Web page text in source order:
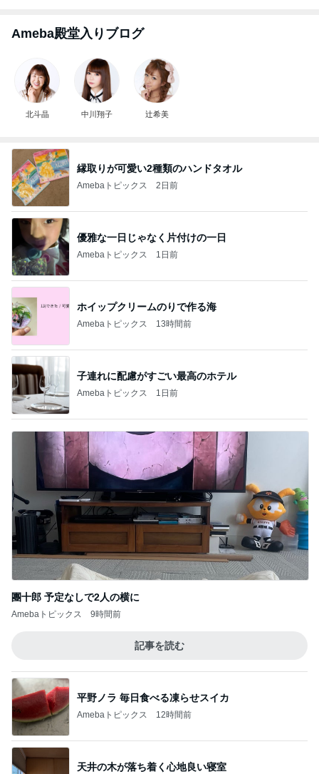
Ameba殿堂入りブログ
北斗晶 中川翔子 辻希美
縁取りが可愛い2種類のハンドタオル
Amebaトピックス 2日前
優雅な一日じゃなく片付けの一日
Amebaトピックス 1日前
ホイップクリームのりで作る海
Amebaトピックス 13時間前
子連れに配慮がすごい最高のホテル
Amebaトピックス 1日前
團十郎 予定なしで2人の横に
Amebaトピックス 9時間前
記事を読む
平野ノラ 毎日食べる凍らせスイカ
Amebaトピックス 12時間前
天井の木が落ち着く心地良い寝室